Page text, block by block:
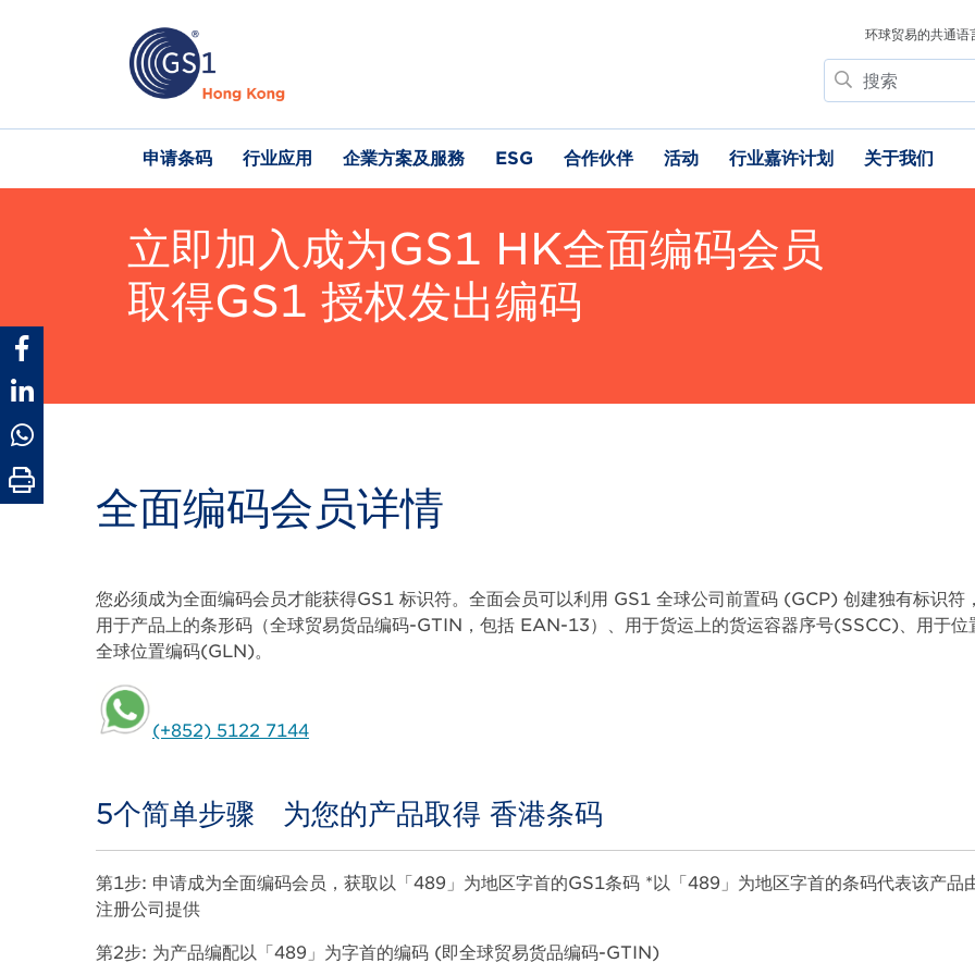
环球贸易的共通语
搜
索
Main
navigation
申请条码 行业应用 企業方案及服務 ESG 合作伙伴 活动 行业嘉许计划 关于我们
立即加入成为GS1 HK全面编码会员
取得GS1 授权发出编码
全面编码会员详情
Body
您必须成为全面编码会员才能获得GS1 标识符。全面会员可以利用 GS1 全球公司前置码 (GCP) 创建独有标识符
用于产品上的条形码（全球贸易货品编码-GTIN，包括 EAN-13）、用于货运上的货运容器序号(SSCC)、用于位
全球位置编码(GLN)。
(+852) 5122 7144
Body
5个简单步骤 为您的产品取得 香港条码
第1步: 申请成为全面编码会员，获取以「489」为地区字首的GS1条码 *以「489」为地区字首的条码代表该产品
注册公司提供
第2步: 为产品编配以「489」为字首的编码 (即全球贸易货品编码-GTIN)